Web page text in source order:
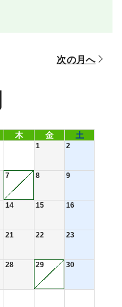
次の月へ
木 金 土
1 2
7 8 9
14 15 16
21 22 23
28 29 30